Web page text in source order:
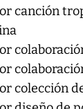
canción
colección